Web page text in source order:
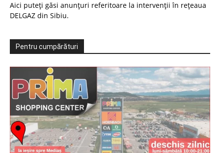
Aici puteți găsi anunțuri referitoare la intervenții în rețeaua
DELGAZ din Sibiu.
Pentru cumpărături